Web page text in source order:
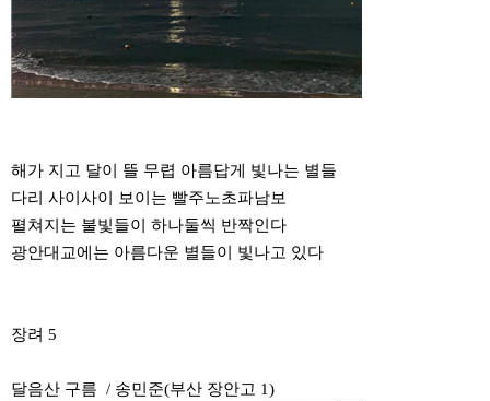
해가 지고 달이 뜰 무렵 아름답게 빛나는 별들
다리 사이사이 보이는 빨주노초파남보
펼쳐지는 불빛들이 하나둘씩 반짝인다
광안대교에는 아름다운 별들이 빛나고 있다
장려 5
달음산 구름 / 송민준(부산 장안고 1)